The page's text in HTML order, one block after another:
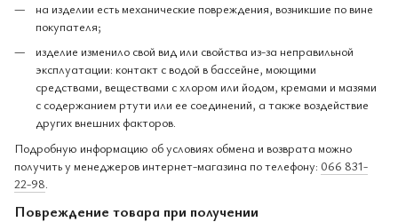
на изделии есть механические повреждения, возникшие по вине
покупателя;
изделие изменило свой вид или свойства из-за неправильной
эксплуатации: контакт с водой в бассейне, моющими
средствами, веществами с хлором или йодом, кремами и мазями
с содержанием ртути или ее соединений, а также воздействие
других внешних факторов.
Подробную информацию об условиях обмена и возврата можно
получить у менеджеров интернет-магазина по телефону: 066 831-
22-98.
Повреждение товара при получении